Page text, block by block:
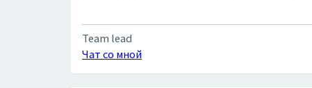
Team lead
Чат со мной